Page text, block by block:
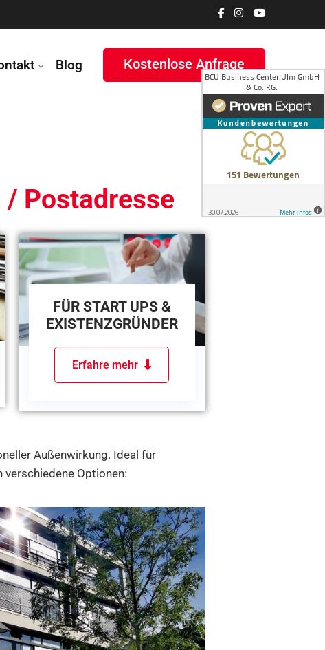
Blog Kostenlose Anfrage
Postadresse
FÜR START UPS &
EXISTENZGRÜNDER
Erfahre mehr
Außenwirkung. Ideal für
verschiedene Optionen: